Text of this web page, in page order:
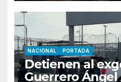
NACIONAL PORTADA
Detienen al
Guerrero